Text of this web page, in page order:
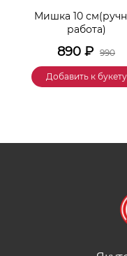
Мишка 10
работа)
890 ₽ 990
Добавить к букету